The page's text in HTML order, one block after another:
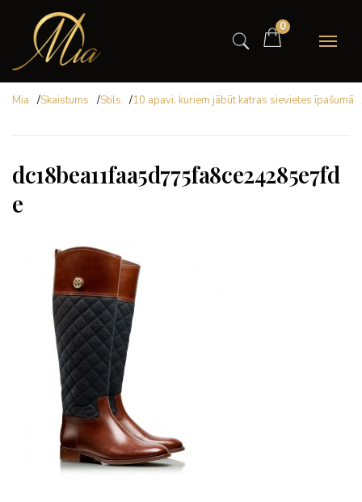
0
Mia /Skaistums /Stils /10 apavi, kuriem jābūt katras sievietes īpašumā
dc18bea11faa5d775fa8ce24285e7fd
e